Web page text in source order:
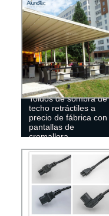
Toldos de sombra de
techo retráctiles a
precio de fábrica con
pantallas de
cremallera